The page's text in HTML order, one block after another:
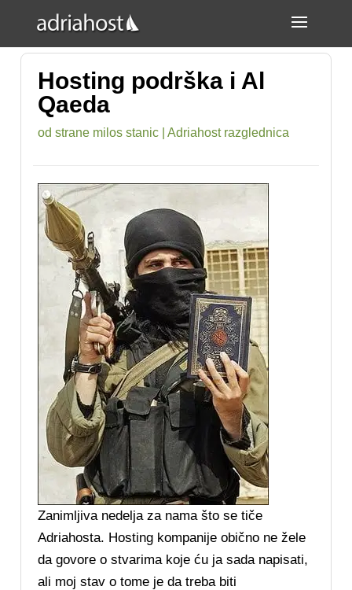
Hosting podrška i Al
Qaeda
od strane milos stanic |Adriahost razglednica
Zanimljiva nedelja za nama što se tiče
Adriahosta. Hosting kompanije obično ne žele
da govore o stvarima koje ću ja sada napisati,
ali moj stav o tome je da treba biti